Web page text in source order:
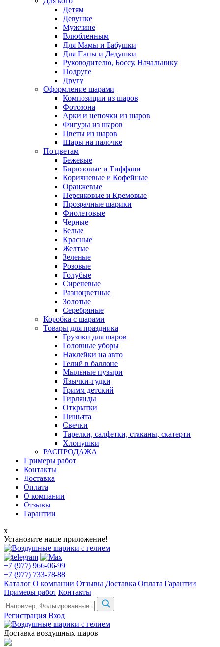
Детям
Девушке
Мужчине
Влюбленным
Для Мамы и Бабушки
Для Папы и Дедушки
Руководителю, Боссу, Начальнику
Подруге
Другу
Оформление шарами
Композиции из шаров
Фотозона
Арки и цепочки из шаров
Фигуры из шаров
Цветы из шаров
Шары на палочке
По цветам
Бежевые
Бирюзовые и Тиффани
Коричневые и Кофейные
Оранжевые
Персиковые и Кремовые
Прозрачные шарики
Фиолетовые
Черные
Белые
Красные
Желтые
Зеленые
Розовые
Голубые
Сиреневые
Разноцветные
Золотые
Серебряные
Коробка с шарами
Товары для праздника
Грузики для шаров
Головные уборы
Наклейки на авто
Гелий в баллоне
Мыльные пузыри
Язычки-гудки
Гримм детский
Гирлянды
Открытки
Пиньята
Свечки
Тарелки, салфетки, стаканы, скатерти
Хлопушки
РАСПРОДАЖА
Примеры работ
Контакты
Доставка
Оплата
О компании
Отзывы
Гарантии
x
Установите наше приложение!
+7 (977) 966-06-99
+7 (977) 733-78-88
Каталог О компании Отзывы Доставка Оплата Гарантии
Примеры работ Контакты
Регистрация Вход
Доставка воздушных шаров